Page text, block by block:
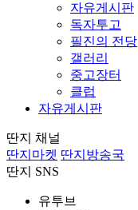
자유게시판
독자투고
필진의 전당
갤러리
중고장터
클럽
자유게시판
딴지 채널
딴지마켓 딴지방송국
딴지 SNS
유투브